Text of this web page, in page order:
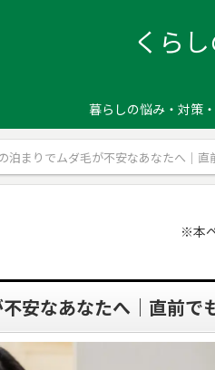
くら
暮らしの悩み・対策
泊まりでムダ毛が不安なあなたへ｜
※本
安なあなたへ｜直前で